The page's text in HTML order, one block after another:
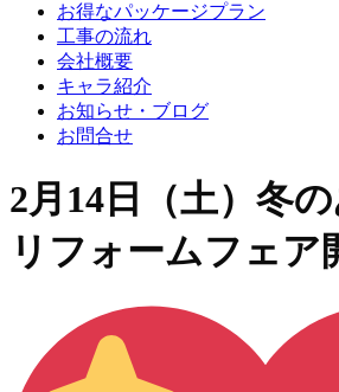
お得なパッケージプラン
工事の流れ
会社概要
キャラ紹介
お知らせ・ブログ
お問合せ
2月14日（土）冬
リフォームフェア